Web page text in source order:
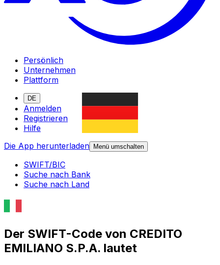
Persönlich
Unternehmen
Plattform
DE
Anmelden
Registrieren
Hilfe
Die App herunterladen
Menü umschalten
SWIFT/BIC
Suche nach Bank
Suche nach Land
Der SWIFT-Code von CREDITO
EMILIANO S.P.A. lautet